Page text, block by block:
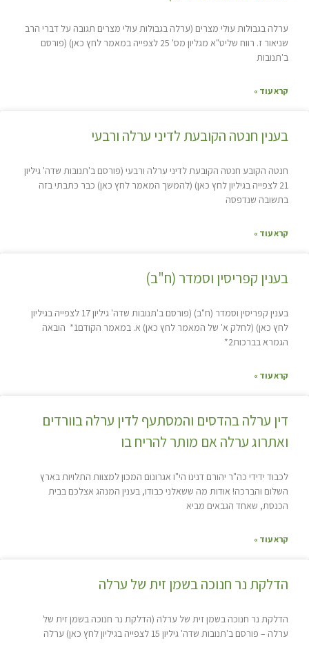
ערלה בגבולות עולי מצרים (ערלה בגבולות עולי מצרים תגובה על דברי הרב
שניאור ז. רווח שליט"א מגליון מס' 25 לצפייה במאמר לחץ כאן) (פורסם
ב'תנובות
קרא עוד »
בענין חנטה הקובעת לדיני ערלה ורבעי
חנטה הקובע חנטה הקובעת לדיני ערלה ורבעי (פורסם ב'תנובות שדה' גיליון
21 לצפייה בגיליון לחץ כאן) (להמשך המאמר לחץ כאן) כבר כתבתי בזה
בתשובה שנדפסה
קרא עוד »
בענין קפריסין וסמדר (ח"ב)
בענין קפריסין וסמדר (ח"ב) (פורסם ב'תנובות שדה' גיליון 17 לצפייה בגיליון
לחץ כאן) (לחלק א' של המאמר לחץ כאן) א. במאמר הקודם1* הובאה
הגמרא בברכות2*
קרא עוד »
דין ערלה בהדסים והמסתעף לדין ערלה בוורדים
ואתרוג ערלה אם מותר להריח בו
לכבוד ידידי כה"ר יהורם דנינו הי"ו אגרונום המכון למצוות התלויות בארץ
השלום והברכה! אודות מה ששאלני כבודו, בענין המנהג אצלכם בבית
הכנסת, שאחד הגבאים מביא
קרא עוד »
הדלקת נר חנוכה בשמן זית של ערלה
הדלקת נר חנוכה בשמן זית של ערלה (הדלקת נר חנוכה בשמן זית של
ערלה – פורסם ב'תנובות שדה' גיליון 15 לצפייה בגיליון לחץ כאן) ערלה